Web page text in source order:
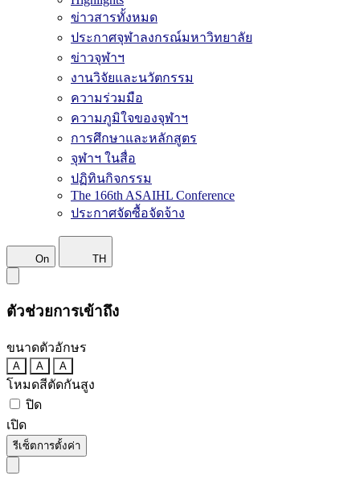
ข่าวสารทั้งหมด
ประกาศจุฬาลงกรณ์มหาวิทยาลัย
ข่าวจุฬาฯ
งานวิจัยและนวัตกรรม
ความร่วมมือ
ความภูมิใจของจุฬาฯ
การศึกษาและหลักสูตร
จุฬาฯ ในสื่อ
ปฏิทินกิจกรรม
The 166th ASAIHL Conference
ประกาศจัดซื้อจัดจ้าง
On TH
ตัวช่วยการเข้าถึง
ขนาดตัวอักษร
A A A
โหมดสีตัดกันสูง
ปิด
เปิด
รีเซ็ตการตั้งค่า